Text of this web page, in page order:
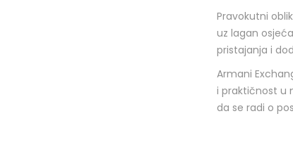
Pravokutni
uz lagan
pristajanja i
Armani
i praktičnost u
da se radi o